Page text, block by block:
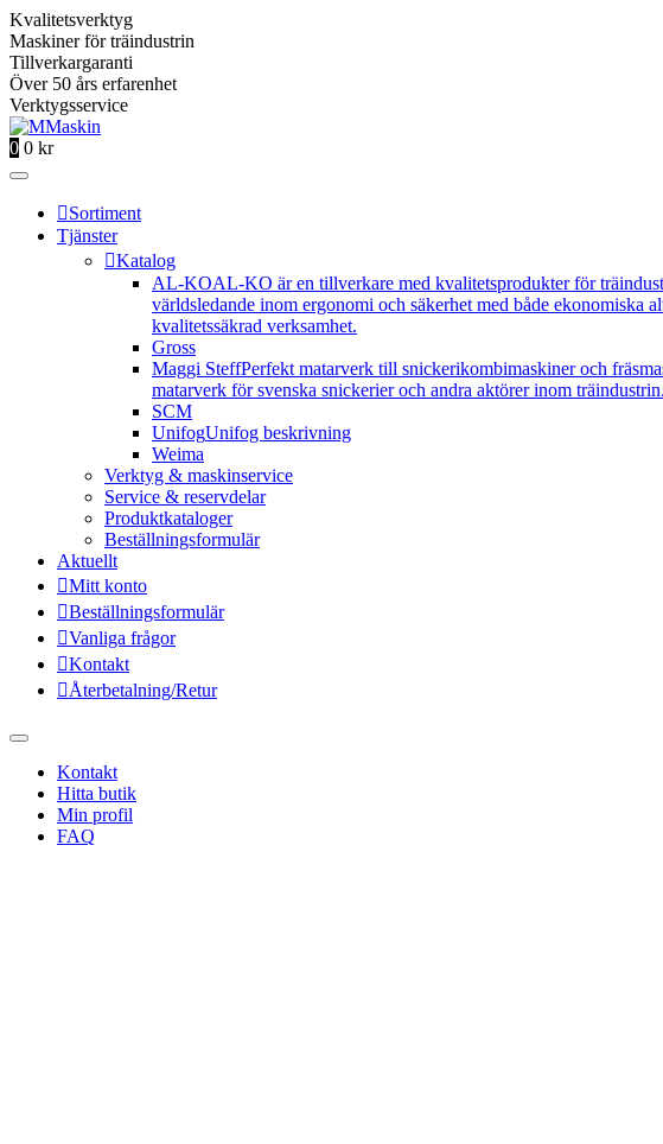
Kvalitetsverktyg
Maskiner för träindustrin
Tillverkargaranti
Över 50 års erfarenhet
Verktygsservice
0 0 kr
Sortiment
Tjänster
Katalog
AL-KOAL-KO är en tillverkare med kvalitetsprodukter för
världsledande inom ergonomi och säkerhet med både ekonomiska
kvalitetssäkrad verksamhet.
Gross
Maggi SteffPerfekt matarverk till snickerikombimaskiner och
matarverk för svenska snickerier och andra aktörer inom
SCM
UnifogUnifog beskrivning
Weima
Verktyg & maskinservice
Service & reservdelar
Produktkataloger
Beställningsformulär
Aktuellt
Mitt konto
Beställningsformulär
Vanliga frågor
Kontakt
Återbetalning/Retur
Kontakt
Hitta butik
Min profil
FAQ